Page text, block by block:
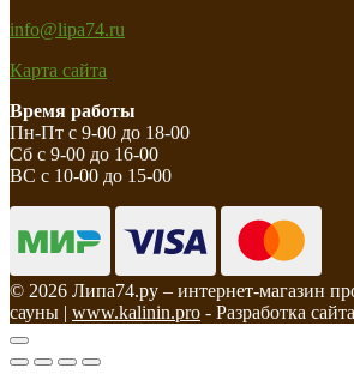
info@lipa74.ru
Карта сайта
Время работы
Пн-Пт с 9-00 до 18-00
Сб с 9-00 до 16-00
ВС с 10-00 до 15-00
© 2026 Липа74.ру – интернет-магазин
сауны | www.kalinin.pro - Разработка